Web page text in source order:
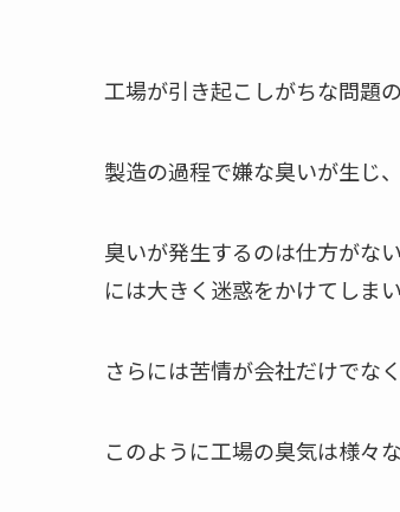
工場が引き起こしがちな問題
製造の過程で嫌な臭いが生じ
臭いが発生するのは仕方がな
には大きく迷惑をかけてしまい
さらには苦情が会社だけでな
このように工場の臭気は様々